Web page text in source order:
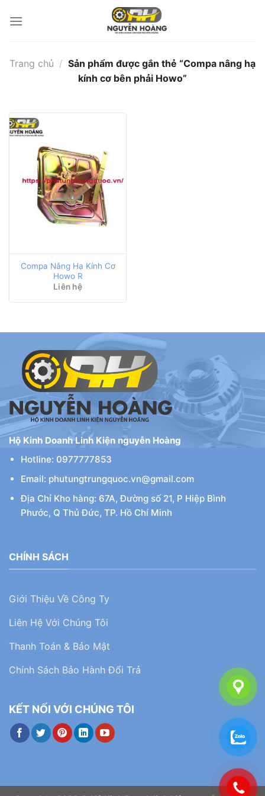
qua
Trang chủ / Sản phẩm được gắn thẻ “Compa nâng hạ
kính cơ bên phải Howo”
Compa Nâng Hạ Kính Cơ
Howo R
Liên hệ
Hộ Kinh Doanh Linh Kiện nguyễn Hoàng
Hotline: 0977777853
Email: phutungtrungquoc.vn@gmail.com
Địa Chỉ Kho hàng: 67A, Đường số 21, P Hiệp Bình
Phước, Q Thủ Đức, TP. Hồ Chí Minh
CHÍNH SÁCH
Giới Thiệu Về Công Ty
Liên Hệ Với Chúng Tôi
Thanh Toán & Bảo Mật
Chính Sách Bảo Hành Đổi Trả
KẾT NỐI VỚI CHÚNG TÔI